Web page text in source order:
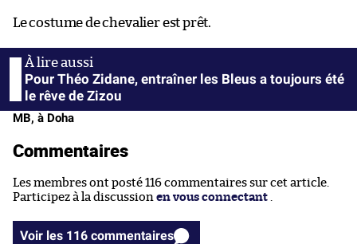
Le costume de chevalier est prêt.
Pour Théo Zidane, entraîner les Bleus a toujours été
le rêve de Zizou
MB, à Doha
Commentaires
Les membres ont posté 116 commentaires sur cet article.
Participez à la discussion en vous connectant
Voir les 116 commentaires